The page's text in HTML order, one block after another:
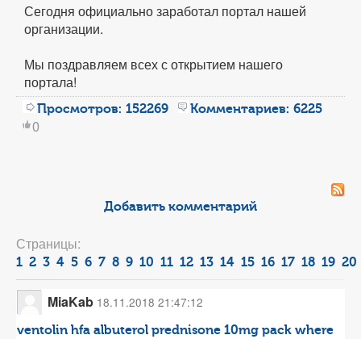
Сегодня официально заработал портал нашей
организации.
Мы поздравляем всех с открытием нашего
портала!
Просмотров: 152269 Комментариев: 6225
0
Добавить комментарий
Страницы:
1 2 3 4 5 6 7 8 9 10 11 12 13 14 15 16 17 18 19 20
MiaKab 18.11.2018 21:47:12
ventolin hfa albuterol prednisone 10mg pack where